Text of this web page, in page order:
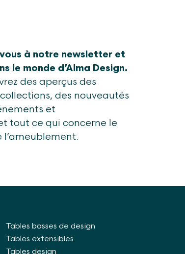
à notre newsletter et
le monde d’Alma Design.
des aperçus des
des nouveautés
et
tout ce qui concerne le
l’ameublement.
Tables basses de design
Tables extensibles
Tables design